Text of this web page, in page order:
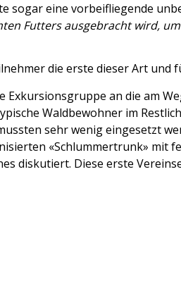
sogar eine vorbeifliegende
Futters ausgebracht wird,
die erste dieser Art und
Exkursionsgruppe an die am
Waldbewohner im
sehr wenig eingesetzt
«Schlummertrunk» mit
diskutiert. Diese erste